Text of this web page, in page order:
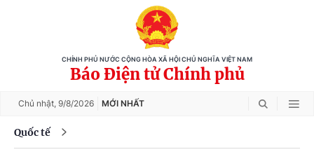
CHÍNH PHỦ NƯỚC CỘNG HÒA XÃ HỘI CHỦ NGHĨA VIỆT NAM
Báo Điện tử Chính phủ
Chủ nhật, 9/8/2026 MỚI NHẤT
Quốc tế